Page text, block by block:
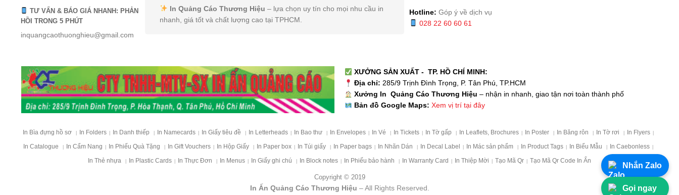
TƯ VẤN & BÁO GIÁ NHANH: PHẢN
HỒI TRONG 5 PHÚT
inquangcaothuonghieu@gmail.com
In Quảng Cáo Thương Hiệu – lựa chọn uy tín cho mọi nhu cầu in
nhanh, giá tốt và chất lượng cao tại TPHCM.
Hotline: Góp ý về dịch vụ
028 22 60 60 61
XƯỞNG SẢN XUẤT - TP. HỒ CHÍ MINH:
Địa chỉ: 285/9 Trịnh Đình Trọng, P. Tân Phú, TP.HCM
Xưởng In Quảng Cáo Thương Hiệu – nhận in nhanh, giao tận nơi toàn thành phố
Bản đồ Google Maps: Xem vị trí tại đây
In Bìa đựng hồ sơ In Folders In Danh thiếp In Namecards In Giấy tiêu đề In Letterheads In Bao thư In Envelopes In Vé In Tickets In Tờ gấp In Leaflets, Brochures In Poster In Băng rôn In Tờ rơi In Flyers
In Catalogue In Cẩm Nang In Phiếu Quà Tặng In Gift Vouchers In Hộp Giấy In Paper box In Túi giấy In Paper bags In Nhãn Dán In Decal Label In Mác sản phẩm In Product Tags In Biểu Mẫu In Caebonless
In Thẻ nhựa In Plastic Cards In Thực Đơn In Menus In Giấy ghi chú In Block notes In Phiếu bảo hành In Warranty Card In Thiệp Mời Tạo Mã Qr Tạo Mã Qr Code In Ấn
Copyright © 2019
In Ấn Quảng Cáo Thương Hiệu – All Rights Reserved.
Nhắn Zalo
Gọi ngay